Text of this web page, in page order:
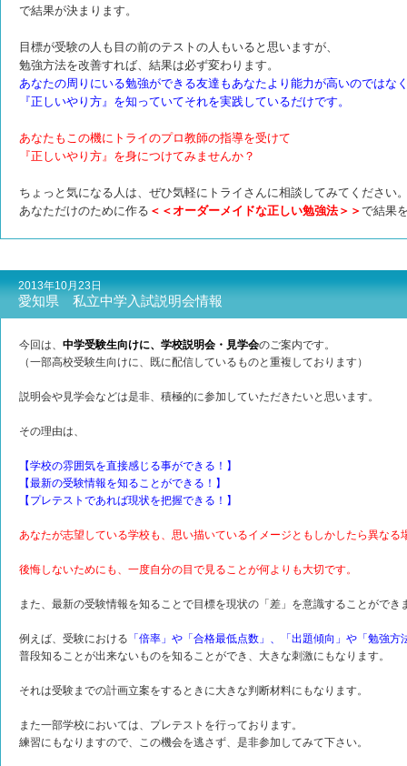
で結果が決まります。
目標が受験の人も目の前のテストの人もいると思いますが、
勉強方法を改善すれば、 結果は必ず変わります。
あなたの周りにいる勉強ができる友達もあなたより能力が高いのではな
『正しいやり方』を知っていてそれを実践しているだけです。
あなたもこの機にトライのプロ教師の指導を受けて
『正しいやり方』を身につけてみませんか？
ちょっと気になる人は、ぜひ気軽にトライさんに相談してみてください
あなただけのために作る ＜＜オーダーメイドな正しい勉強法＞＞ で結果
2013年10月23日
愛知県 私立中学入試説明会情報
今回は、 中学受験生向けに、学校説明会・見学会のご案内です。
（一部高校受験生向けに、既に配信しているものと重複しております）
説明会や見学会などは是非、積極的に参加していただきたいと思います。
その理由は、
【学校の雰囲気を直接感じる事ができる！】
【最新の受験情報を知ることができる！】
【プレテストであれば現状を把握できる！】
あなたが志望している学校も、思い描いているイメージともしかしたら異なる
後悔しないためにも、一度自分の目で見ることが何よりも大切です。
また、最新の受験情報を知ることで目標を現状の「差」を意識することができ
例えば、受験における 「倍率」や「合格最低点数」、「出題傾向」や「勉強方
普段知ることが出来ないものを知ることができ、大きな刺激にもなります。
それは受験までの計画立案をするときに大きな判断材料にもなります。
また一部学校においては、プレテストを行っております。
練習にもなりますので、この機会を逃さず、是非参加してみて下さい。